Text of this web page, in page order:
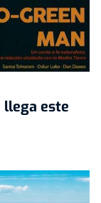
llega este